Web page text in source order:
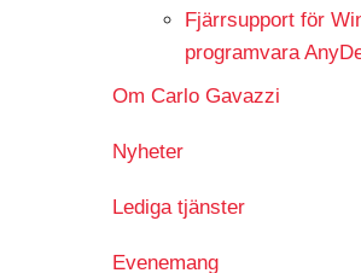
Fjärrsupport för
programvara
Om Carlo Gavazzi
Nyheter
Lediga tjänster
Evenemang